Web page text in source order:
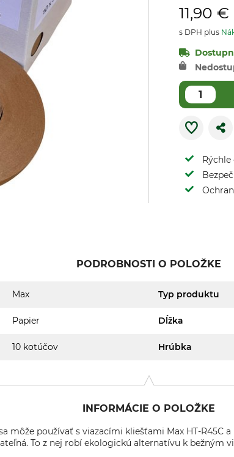
11,90 €
s DPH plus
Rýchle
PODROBNOSTI O POLOŽKE
Max Typ produktu
Papier Dĺžka
10 kotúčov Hrúbka
INFORMÁCIE O POLOŽKE
môže používať s viazacími kliešťami Max HT-R45C
To z nej robí ekologickú alternatívu k bežným